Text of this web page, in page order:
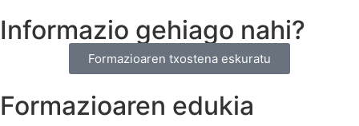
Informazio gehiago nahi?
Formazioaren txostena eskuratu
Formazioaren edukia